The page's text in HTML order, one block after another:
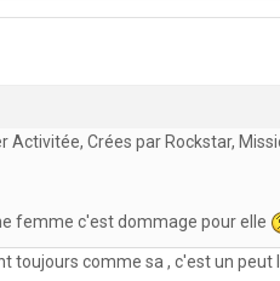
Activitée, Crées par Rockstar,
femme c'est dommage pour elle
toujours comme sa , c'est un peut